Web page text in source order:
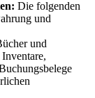
Die folgenden
und
und